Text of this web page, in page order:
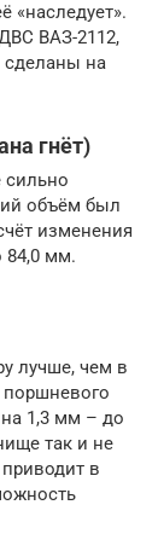
«наследует».
ВАЗ-2112,
сделаны на
гнёт)
сильно
объём был
изменения
84,0 мм.
лучше, чем в
поршневого
1,3 мм – до
так и не
в